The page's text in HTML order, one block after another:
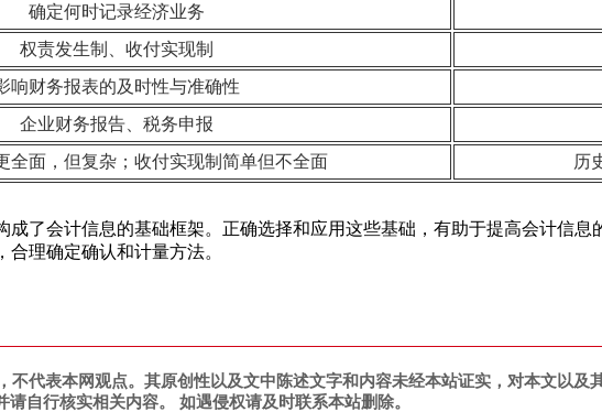
确定何时记录经济业务
权责发生制、收付实现制
响财务报表的及时性与准确性
企业财务报告、税务申报
全面，但复杂；收付实现制简单但不全面 历
了会计信息的基础框架。正确选择和应用这些基础，有助于提高会计信息
理确定确认和计量方法。
不代表本网观点。其原创性以及文中陈述文字和内容未经本站证实，对本文以
自行核实相关内容。 如遇侵权请及时联系本站删除。